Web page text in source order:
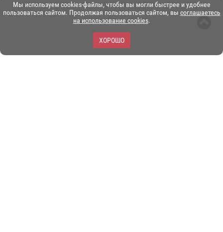
Мы используем cookies-файлы, чтобы вы могли быстрее и удобнее
пользоваться сайтом. Продолжая пользоваться сайтом, вы соглашаетесь
на использование cookies.
ХОРОШО